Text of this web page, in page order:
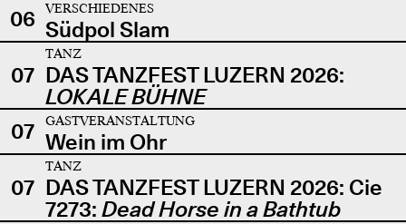
06
VERSCHIEDENES
Südpol Slam
07
TANZ
DAS TANZFEST LUZERN 2026:
LOKALE BÜHNE
07
GASTVERANSTALTUNG
Wein im Ohr
07
TANZ
DAS TANZFEST LUZERN 2026: Cie
7273: Dead Horse in a Bathtub